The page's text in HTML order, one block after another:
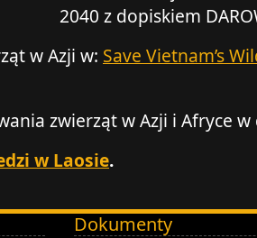
2040 z dopiskiem
w Azji w: Save Vietnam’s
zwierząt w Azji i Afryce
w Laosie.
Dokumenty